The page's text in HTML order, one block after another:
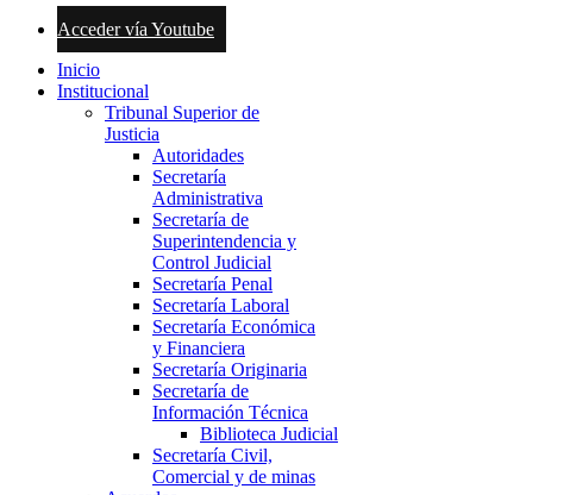
Acceder vía Youtube
Inicio
Institucional
Tribunal Superior de
Justicia
Autoridades
Secretaría
Administrativa
Secretaría de
Superintendencia y
Control Judicial
Secretaría Penal
Secretaría Laboral
Secretaría Económica
y Financiera
Secretaría Originaria
Secretaría de
Información Técnica
Biblioteca Judicial
Secretaría Civil,
Comercial y de minas